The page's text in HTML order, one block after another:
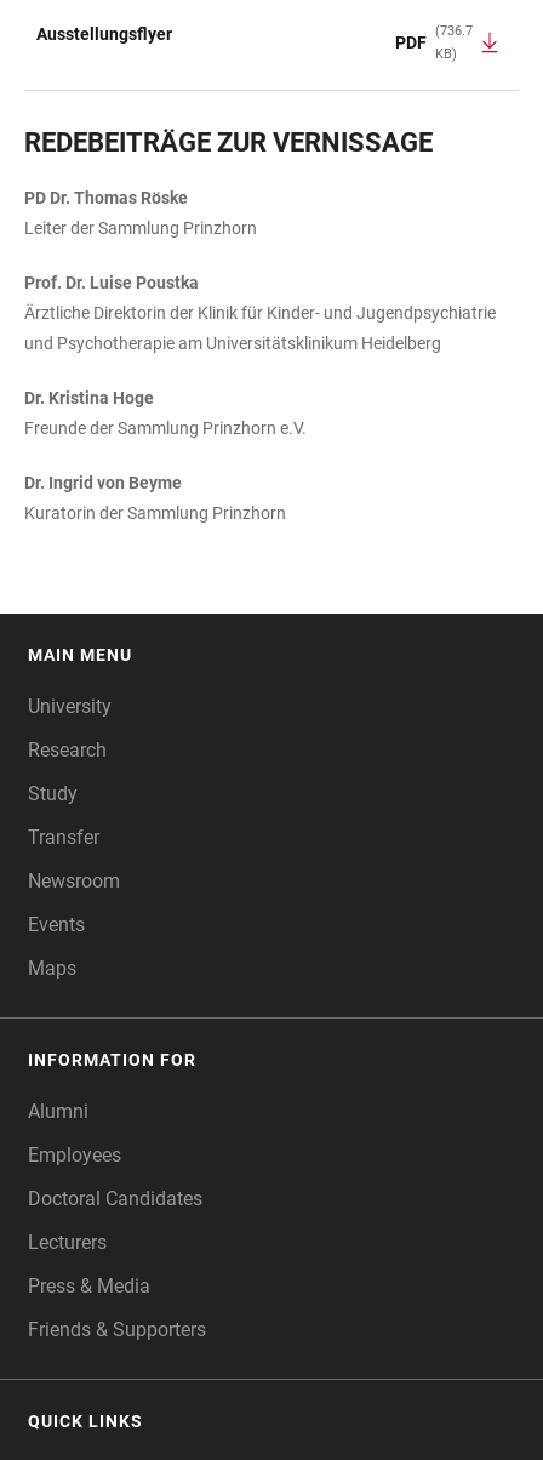
Ausstellungsflyer PDF
(736.7
KB)
REDEBEITRÄGE ZUR VERNISSAGE
PD Dr. Thomas Röske
Leiter der Sammlung Prinzhorn
Prof. Dr. Luise Poustka
Ärztliche Direktorin der Klinik für Kinder- und Jugendpsychiatrie
und Psychotherapie am Universitätsklinikum Heidelberg
Dr. Kristina Hoge
Freunde der Sammlung Prinzhorn e.V.
Dr. Ingrid von Beyme
Kuratorin der Sammlung Prinzhorn
MAIN MENU
University
Research
Study
Transfer
Newsroom
Events
Maps
INFORMATION FOR
Alumni
Employees
Doctoral Candidates
Lecturers
Press & Media
Friends & Supporters
QUICK LINKS